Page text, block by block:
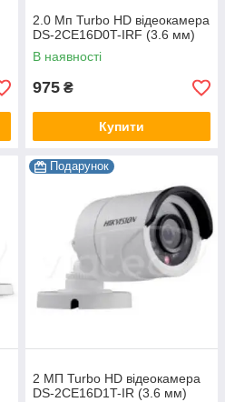
2.0 Мп Turbo HD відеокамера
DS-2CE16D0T-IRF (3.6 мм)
В наявності
975 ₴
Купити
Подарунок
2 МП Turbo HD відеокамера
DS-2CE16D1T-IR (3.6 мм)